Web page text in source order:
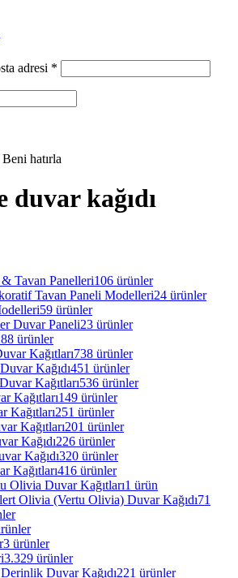
adresi *
Beni hatırla
duvar kağıdı
Tavan Panelleri106 ürünler
Tavan Paneli Modelleri24 ürünler
59 ürünler
Duvar Paneli23 ürünler
ürünler
Kağıtları738 ürünler
Kağıdı451 ürünler
Kağıtları536 ürünler
Kağıtları149 ürünler
Kağıtları251 ürünler
Kağıtları201 ürünler
Kağıdı226 ürünler
Kağıdı320 ürünler
Kağıtları416 ürünler
Olivia Duvar Kağıtları1 ürün
Olivia (Vertu Olivia) Duvar Kağıdı71
3 ürünler
3.329 ürünler
Duvar Kağıdı221 ürünler